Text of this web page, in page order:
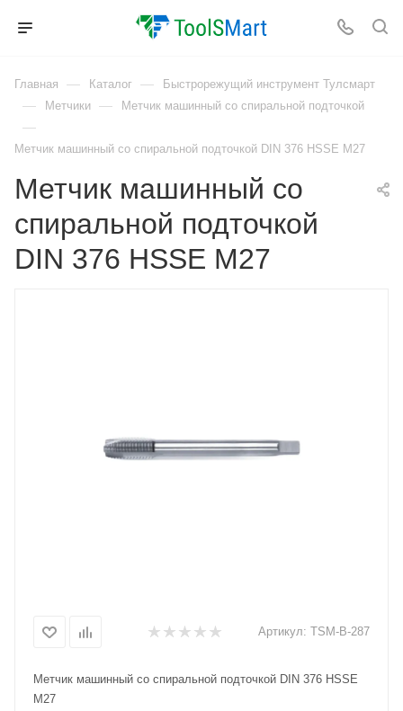
Главная — Каталог — Быстрорежущий инструмент Тулсмарт
— Метчики — Метчик машинный со спиральной подточкой
—
Метчик машинный со спиральной подточкой DIN 376 HSSE M27
Метчик машинный со
спиральной подточкой
DIN 376 HSSE M27
Артикул: TSM-B-287
Метчик машинный со спиральной подточкой DIN 376 HSSE
M27